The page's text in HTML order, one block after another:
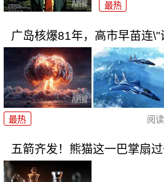
最热
广岛核爆81年，高市早苗连\"
最热 阅读
五箭齐发！熊猫这一巴掌扇